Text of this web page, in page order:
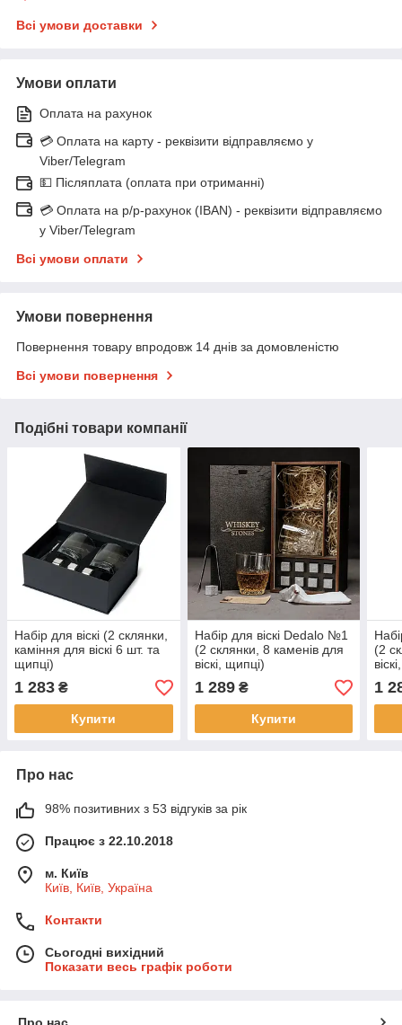
Всі умови доставки
Умови оплати
Оплата на рахунок
💳 Оплата на карту - реквізити відправляємо у
Viber/Telegram
💵 Післяплата (оплата при отриманні)
💳 Оплата на р/р-рахунок (IBAN) - реквізити відправляємо
у Viber/Telegram
Всі умови оплати
Умови повернення
Повернення товару впродовж 14 днів за домовленістю
Всі умови повернення
Подібні товари компанії
Набір для віскі (2 склянки,
каміння для віскі 6 шт. та
щипці)
1 283 ₴
Купити
Набір для віскі Dedalo №1
(2 склянки, 8 каменів для
віскі, щипці)
1 289₴
Купити
(2
1
Про нас
98% позитивних з 53 відгуків за рік
Працює з 22.10.2018
м. Київ
Київ, Київ, Україна
Контакти
Сьогодні вихідний
Показати весь графік роботи